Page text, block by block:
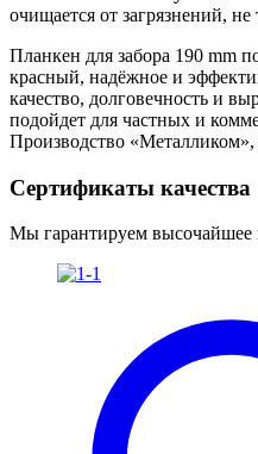
очищается от загрязнений, не
Планкен для забора 190 mm
красный, надёжное и
качество, долговечность и
подойдет для частных и
Производство «Металликом»,
Сертификаты качества
Мы гарантируем высочайшее